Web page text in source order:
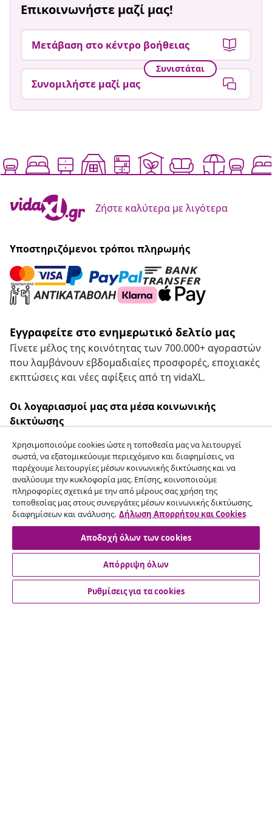
Επικοινωνήστε μαζί μας!
Μετάβαση στο κέντρο βοήθειας
Συνιστάται
Συνομιλήστε μαζί μας
Ζήστε καλύτερα με λιγότερα
Υποστηριζόμενοι τρόποι πληρωμής
Εγγραφείτε στο ενημερωτικό δελτίο μας
Γίνετε μέλος της κοινότητας των 700.000+ αγοραστών
που λαμβάνουν εβδομαδιαίες προσφορές, εποχιακές
εκπτώσεις και νέες αφίξεις από τη vidaXL.
Οι λογαριασμοί μας στα μέσα κοινωνικής
δικτύωσης
Υπαναχώρηση από τη σύμβαση
Υποβάλετε αίτημα υπαναχώρησης για την
παραγγελία σας.
Υπαναχώρηση από τη σύμβαση
Εξυπηρέτηση πελατών
Χρησιμοποιούμε cookies ώστε η τοποθεσία μας να λειτουργεί
σωστά, να εξατομικεύουμε περιεχόμενο και διαφημίσεις, να
παρέχουμε λειτουργίες μέσων κοινωνικής δικτύωσης και να
αναλύουμε την κυκλοφορία μας. Επίσης, κοινοποιούμε
πληροφορίες σχετικά με την από μέρους σας χρήση της
τοποθεσίας μας στους συνεργάτες μέσων κοινωνικής δικτύωσης,
διαφημίσεων και ανάλυσης. Δήλωση Απορρήτου και Cookies
Αποδοχή όλων των cookies
Απόρριψη όλων
Ρυθμίσεις για τα cookies